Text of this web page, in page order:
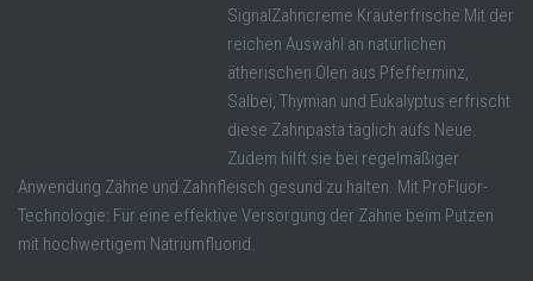
SignalZahncreme Kräuterfrische Mit der
reichen Auswahl an natürlichen
ätherischen Ölen aus Pfefferminz,
Salbei, Thymian und Eukalyptus erfrischt
diese Zahnpasta täglich aufs Neue.
Zudem hilft sie bei regelmäßiger
Anwendung Zähne und Zahnfleisch gesund zu halten. Mit ProFluor-
Technologie: Für eine effektive Versorgung der Zähne beim Putzen
mit hochwertigem Natriumfluorid.